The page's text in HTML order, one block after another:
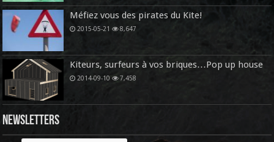
Méfiez vous des pirates du Kite!
2015-05-21 8,647
Kiteurs, surfeurs à vos briques…Pop up house
2014-09-10 7,458
Newsletters